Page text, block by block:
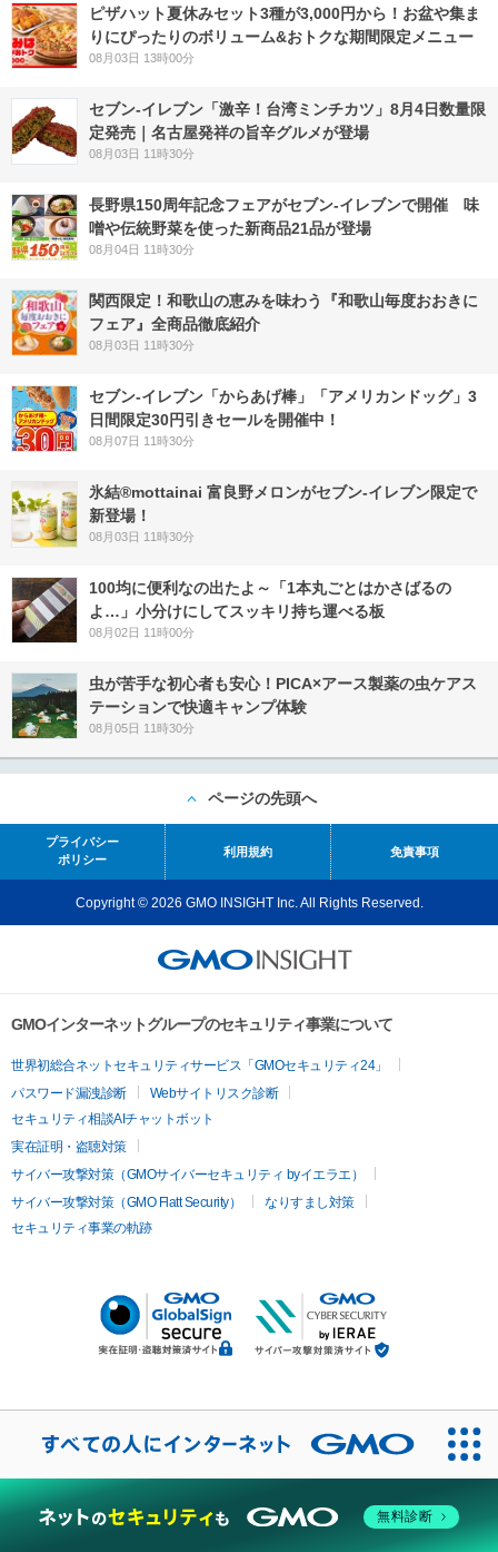
ピザハット夏休みセット3種が3,000円から！お盆や集ま
りにぴったりのボリューム&おトクな期間限定メニュー
08月03日 13時00分
セブン-イレブン「激辛！台湾ミンチカツ」8月4日数量限
定発売｜名古屋発祥の旨辛グルメが登場
08月03日 11時30分
長野県150周年記念フェアがセブン-イレブンで開催 味
噌や伝統野菜を使った新商品21品が登場
08月04日 11時30分
関西限定！和歌山の恵みを味わう『和歌山毎度おおきに
フェア』全商品徹底紹介
08月03日 11時30分
セブン‐イレブン「からあげ棒」「アメリカンドッグ」3
日間限定30円引きセールを開催中！
08月07日 11時30分
氷結®mottainai 富良野メロンがセブン‐イレブン限定で
新登場！
08月03日 11時30分
100均に便利なの出たよ～「1本丸ごとはかさばるの
よ…」小分けにしてスッキリ持ち運べる板
08月02日 11時00分
虫が苦手な初心者も安心！PICA×アース製薬の虫ケアス
テーションで快適キャンプ体験
08月05日 11時30分
ページの先頭へ
プライバシー
ポリシー
利用規約 免責事項
Copyright © 2026 GMO INSIGHT Inc. All Rights Reserved.
GMOインターネットグループのセキュリティ事業について
世界初総合ネットセキュリティサービス「GMOセキュリティ24」
パスワード漏洩診断
Webサイトリスク診断
セキュリティ相談AIチャットボット
実在証明・盗聴対策
サイバー攻撃対策（GMOサイバーセキュリティ byイエラエ）
サイバー攻撃対策（GMO Flatt Security）
なりすまし対策
セキュリティ事業の軌跡
無料診断